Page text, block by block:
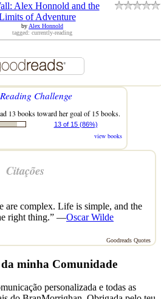
Alex Honnold and the
of Adventure
byAlex Honnold
tagged: currently-reading
Challenge
13 books toward her goal of 15 books.
13 of 15 (86%)
view books
Citações
are complex. Life is simple, and the
right thing.” —Oscar Wilde
Goodreads Quotes
da minha Comunidade
personalizada e todas as